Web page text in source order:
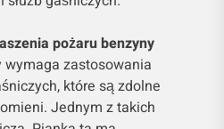
pożaru benzyny
wymaga zastosowania
które są zdolne
Jednym z takich